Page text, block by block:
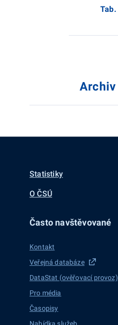
Archiv
Statistiky
O ČSÚ
Často navštěvované
Kontakt
Veřejná databáze
DataStat (ověřovací provoz)
Pro média
Časopisy